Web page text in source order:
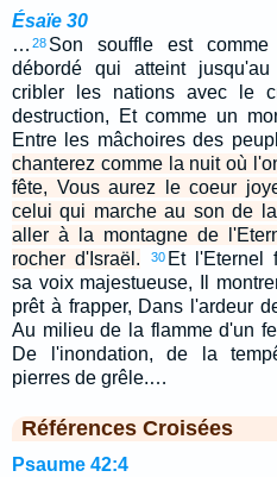
Ésaïe 30
… 28 Son souffle est
débordé qui atteint
cribler les nations avec le
destruction, Et comme un
Entre les mâchoires des
chanterez comme la nuit où
fête, Vous aurez le coeur
celui qui marche au son de
aller à la montagne de
rocher d'Israël.
30 Et l'Eternel
sa voix majestueuse, Il
prêt à frapper, Dans l'ardeur
Au milieu de la flamme d'un
De l'inondation, de la
pierres de grêle.…
Références Croisées
Psaume 42:4